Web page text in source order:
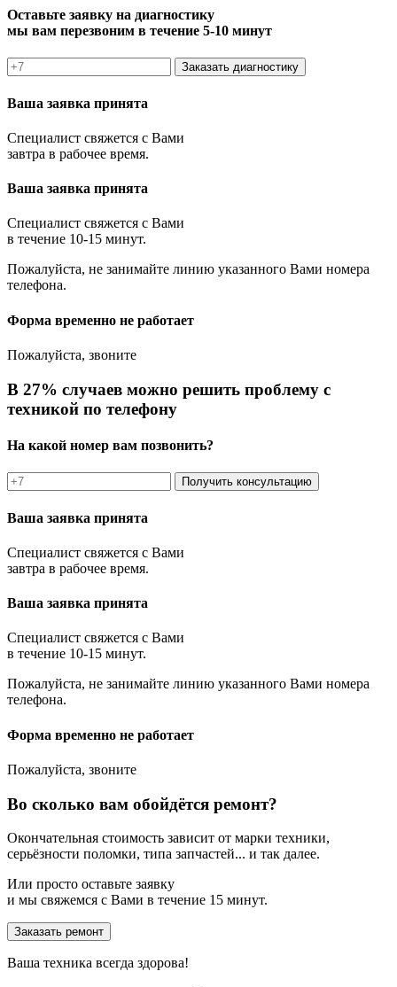
Оставьте заявку на диагностику
мы вам перезвоним в течение 5-10 минут
Заказать диагностику
Ваша заявка принята
Специалист свяжется с Вами
завтра в рабочее время.
Ваша заявка принята
Специалист свяжется с Вами
в течение 10-15 минут.
Пожалуйста, не занимайте линию указанного Вами номера
телефона.
Форма временно не работает
Пожалуйста, звоните
В 27% случаев можно решить проблему с
техникой по телефону
На какой номер вам позвонить?
Получить консультацию
Ваша заявка принята
Специалист свяжется с Вами
завтра в рабочее время.
Ваша заявка принята
Специалист свяжется с Вами
в течение 10-15 минут.
Пожалуйста, не занимайте линию указанного Вами номера
телефона.
Форма временно не работает
Пожалуйста, звоните
Во сколько вам обойдётся ремонт?
Окончательная стоимость зависит от марки техники,
серьёзности поломки, типа запчастей... и так далее.
Или просто оставьте заявку
и мы свяжемся с Вами в течение 15 минут.
Заказать ремонт
Ваша техника всегда здорова!